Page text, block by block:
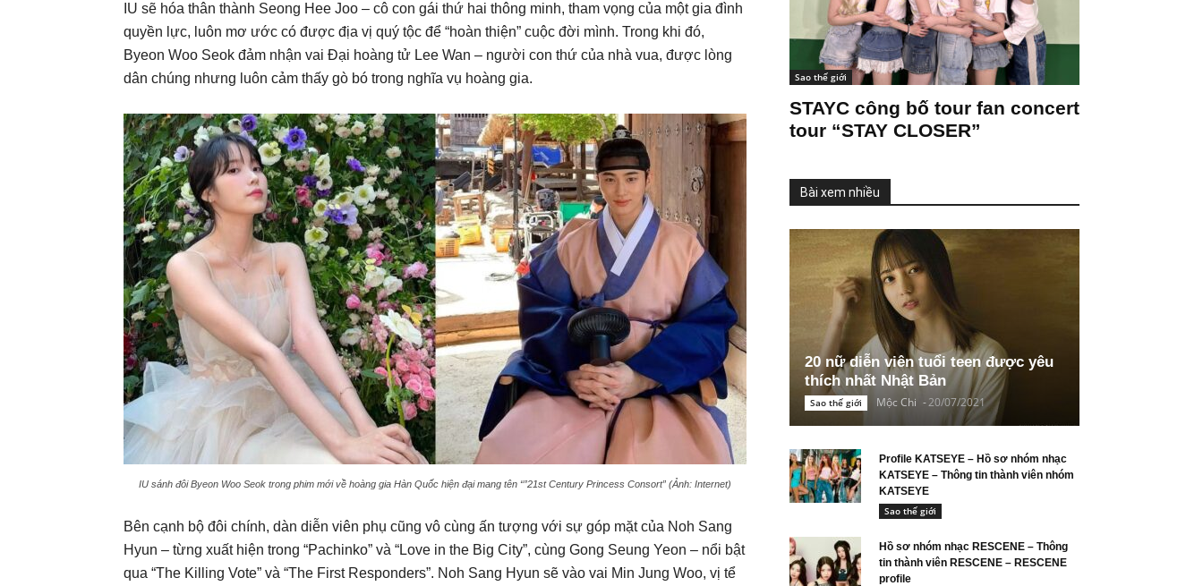
IU sẽ hóa thân thành Seong Hee Joo – cô con gái thứ hai thông minh, tham vọng của một gia đình
quyền lực, luôn mơ ước có được địa vị quý tộc để “hoàn thiện” cuộc đời mình. Trong khi đó,
Byeon Woo Seok đảm nhận vai Đại hoàng tử Lee Wan – người con thứ của nhà vua, được lòng
dân chúng nhưng luôn cảm thấy gò bó trong nghĩa vụ hoàng gia.
IU sánh đôi Byeon Woo Seok trong phim mới về hoàng gia Hàn Quốc hiện đại mang tên “”21st Century Princess Consort” (Ảnh: Internet)
Bên cạnh bộ đôi chính, dàn diễn viên phụ cũng vô cùng ấn tượng với sự góp mặt của Noh Sang
Hyun – từng xuất hiện trong “Pachinko” và “Love in the Big City”, cùng Gong Seung Yeon – nổi bật
qua “The Killing Vote” và “The First Responders”. Noh Sang Hyun sẽ vào vai Min Jung Woo, vị tể
Sao thế giới
STAYC công bố tour fan concert
tour “STAY CLOSER”
Bài xem nhiều
20 nữ diễn viên tuổi teen được yêu
thích nhất Nhật Bản
Sao thế giới Mộc Chi -20/07/2021
Profile KATSEYE – Hồ sơ nhóm nhạc
KATSEYE – Thông tin thành viên nhóm
KATSEYE
Sao thế giới
Hồ sơ nhóm nhạc RESCENE – Thông
tin thành viên RESCENE – RESCENE
profile